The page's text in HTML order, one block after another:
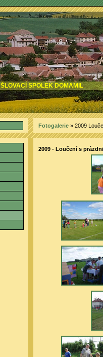
SPOLEK DOMAMIL
Fotogalerie » 2009
2009 - Loučení s